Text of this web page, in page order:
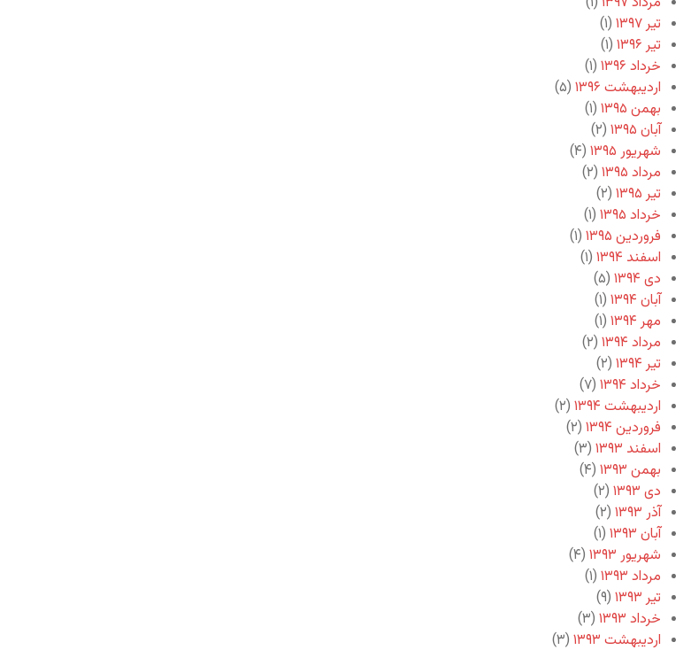
تیر ۱۳۹۷
(۱)
تیر ۱۳۹۶
(۱)
خرداد ۱۳۹۶
(۱)
اردیبهشت ۱۳۹۶
(۵)
بهمن ۱۳۹۵
(۱)
آبان ۱۳۹۵
(۲)
شهریور ۱۳۹۵
(۴)
مرداد ۱۳۹۵
(۲)
تیر ۱۳۹۵
(۲)
خرداد ۱۳۹۵
(۱)
فروردین ۱۳۹۵
(۱)
اسفند ۱۳۹۴
(۱)
دی ۱۳۹۴
(۵)
آبان ۱۳۹۴
(۱)
مهر ۱۳۹۴
(۱)
مرداد ۱۳۹۴
(۲)
تیر ۱۳۹۴
(۲)
خرداد ۱۳۹۴
(۷)
اردیبهشت ۱۳۹۴
(۲)
فروردین ۱۳۹۴
(۲)
اسفند ۱۳۹۳
(۳)
بهمن ۱۳۹۳
(۴)
دی ۱۳۹۳
(۲)
آذر ۱۳۹۳
(۲)
آبان ۱۳۹۳
(۱)
شهریور ۱۳۹۳
(۴)
مرداد ۱۳۹۳
(۱)
تیر ۱۳۹۳
(۹)
خرداد ۱۳۹۳
(۳)
اردیبهشت ۱۳۹۳
(۳)